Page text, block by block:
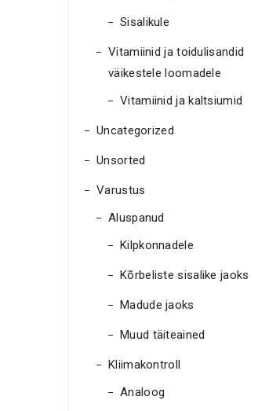
Sisalikule
Vitamiinid ja toidulisandid
väikestele loomadele
Vitamiinid ja kaltsiumid
Uncategorized
Unsorted
Varustus
Aluspanud
Kilpkonnadele
Kõrbeliste sisalike jaoks
Madude jaoks
Muud täiteained
Kliimakontroll
Analoog